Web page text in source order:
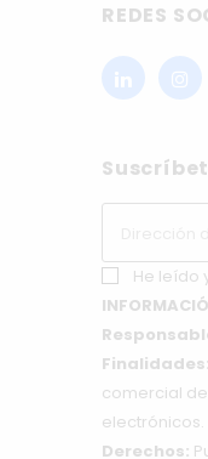
REDES
He leído
Finalidades:
comercial
electrónicos.
Derechos: